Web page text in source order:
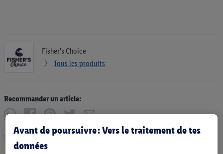
Fisher's Choice
Tous les produits
Recommander un article:
Avant de poursuivre : Vers le traitement de tes
données